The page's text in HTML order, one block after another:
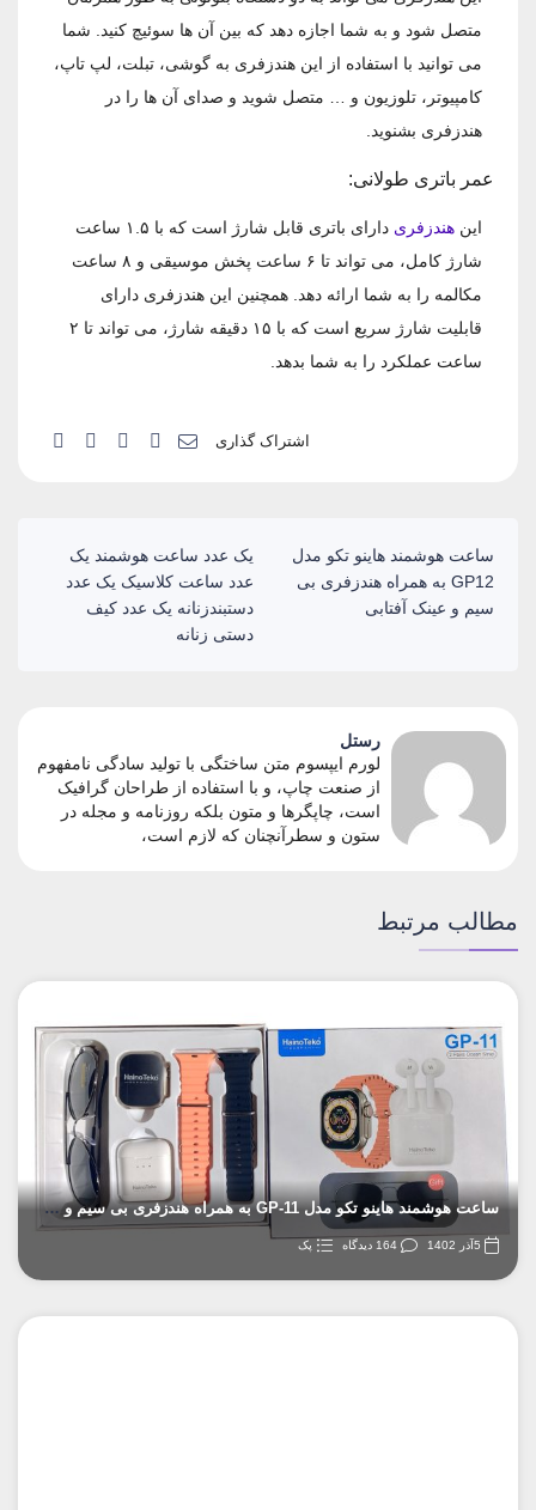
متصل شود و به شما اجازه ‌دهد که بین آن ‌ها سوئیچ کنید. شما
می ‌توانید با استفاده از این هندزفری به گوشی، تبلت، لپ تاپ،
کامپیوتر، تلوزیون و … متصل شوید و صدای آن‌ ها را در
هندزفری بشنوید.
عمر باتری طولانی:
هندزفری
دارای باتری قابل شارژ است که با ۱.۵ ساعت
شارژ کامل، می‌ تواند تا ۶ ساعت پخش موسیقی و ۸ ساعت
مکالمه را به شما ارائه دهد. همچنین این هندزفری دارای
قابلیت شارژ سریع است که با ۱۵ دقیقه شارژ، می ‌تواند تا ۲
ساعت عملکرد را به شما بدهد.
اشتراک گذاری
ساعت هوشمند هاینو تکو مدل
GP12 به همراه هندزفری بی
سیم و عینک آفتابی
یک عدد ساعت هوشمند یک
عدد ساعت کلاسیک یک عدد
دستبندزنانه یک عدد کیف
دستی زنانه
رستل
لورم ایپسوم متن ساختگی با تولید سادگی نامفهوم
از صنعت چاپ، و با استفاده از طراحان گرافیک
است، چاپگرها و متون بلکه روزنامه و مجله در
ستون و سطرآنچنان که لازم است،
مرتبط
ساعت هوشمند هاینو تکو مدل GP-11 به همراه هندزفری بی سیم و عینک آفتابی
164 دیدگاه پک